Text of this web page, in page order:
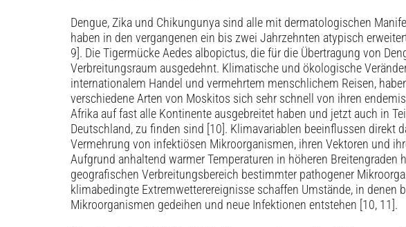
Dengue, Zika und Chikungunya sind alle mit dermatologischen
haben in den vergangenen ein bis zwei Jahrzehnten atypisch
9]. Die Tigermücke Aedes albopictus, die für die Übertragung von
Verbreitungsraum ausgedehnt. Klimatische und ökologische
internationalem Handel und vermehrtem menschlichem Reisen,
verschiedene Arten von Moskitos sich sehr schnell von ihren
Afrika auf fast alle Kontinente ausgebreitet haben und jetzt auch in
Deutschland, zu finden sind [10]. Klimavariablen beeinflussen direkt
Vermehrung von infektiösen Mikroorganismen, ihren Vektoren und
Aufgrund anhaltend warmer Temperaturen in höheren Breitengraden
geografischen Verbreitungsbereich bestimmter pathogener
klimabedingte Extremwetterereignisse schaffen Umstände, in denen
Mikroorganismen gedeihen und neue Infektionen entstehen [10, 11].